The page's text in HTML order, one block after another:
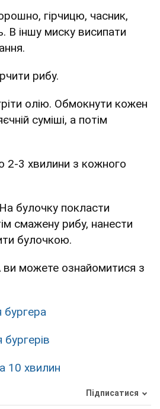
гірчицю, часник,
В іншу миску висипати
рибу.
олію. Обмокнути кожен
суміші, а потім
2-3 хвилини з кожного
булочку покласти
смажену рибу, нанести
булочкою.
ви можете ознайомитися з
бургера
10 хвилин
Підписатися